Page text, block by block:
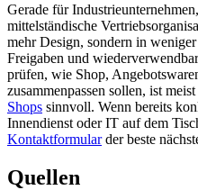
Gerade für
mittelständische
mehr Design, sondern in
Freigaben und
prüfen, wie Shop,
zusammenpassen sollen, ist
Shops sinnvoll. Wenn bereits
Innendienst oder IT auf dem
Kontaktformularder beste
Quellen